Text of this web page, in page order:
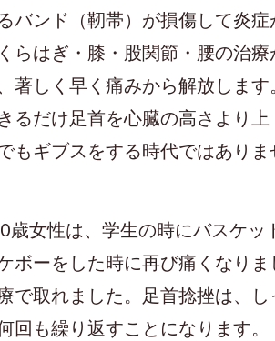
バンド（靭帯）が損傷して炎症
らはぎ・膝・股関節・腰の治療
しく早く痛みから解放します
るだけ足首を心臓の高さより上
もギブスをする時代ではありま
女性は、学生の時にバスケッ
ボーをした時に再び痛くなりま
で取れました。足首捻挫は、し
も繰り返すことになります。